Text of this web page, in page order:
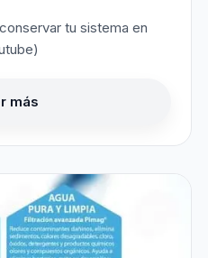
tu sistema en
más